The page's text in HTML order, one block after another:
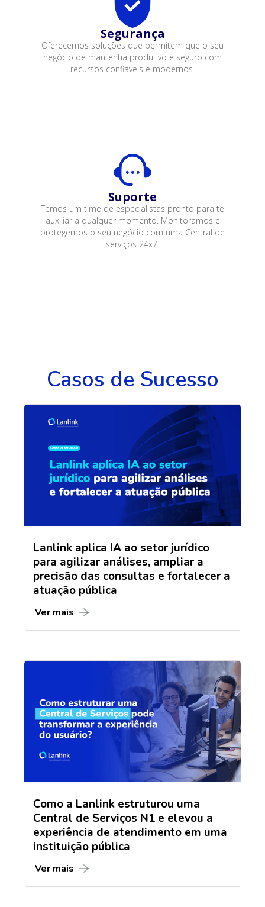
Segurança
Oferecemos soluções que permitem que o seu
negócio de mantenha produtivo e seguro com
recursos confiáveis e modernos.
Suporte
Temos um time de especialistas pronto para te
auxiliar a qualquer momento. Monitoramos e
protegemos o seu negócio com uma Central de
serviços 24x7.
Casos de Sucesso
Lanlink aplica IA ao setor jurídico
para agilizar análises, ampliar a
precisão das consultas e fortalecer a
atuação pública
Ver mais
Como a Lanlink estruturou uma
Central de Serviços N1 e elevou a
experiência de atendimento em uma
instituição pública
Ver mais